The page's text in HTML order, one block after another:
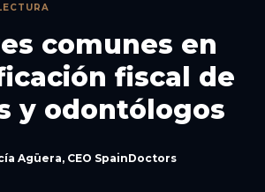
comunes en
fiscal de
y odontólogos
Agüera, CEO SpainDoctors